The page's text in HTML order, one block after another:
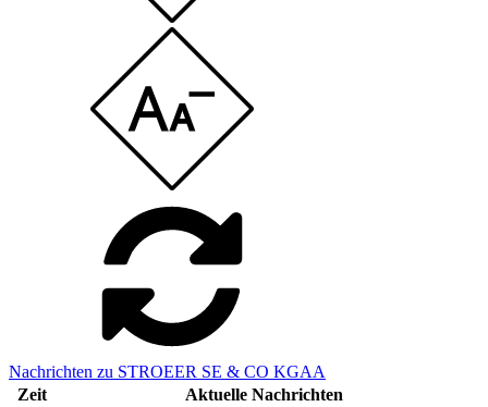
Nachrichten zu STROEER SE & CO KGAA
Zeit
Aktuelle Nachrichten